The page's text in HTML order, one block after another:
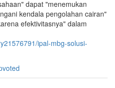
dapat "menemukan
kendala pengolahan cairan"
efektivitasnya" dalam
ipal-mbg-solusi-